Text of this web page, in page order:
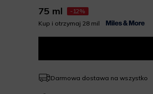
75 ml
-12%
Kup i otrzymaj 28 mil
Darmowa dostawa na wszystko